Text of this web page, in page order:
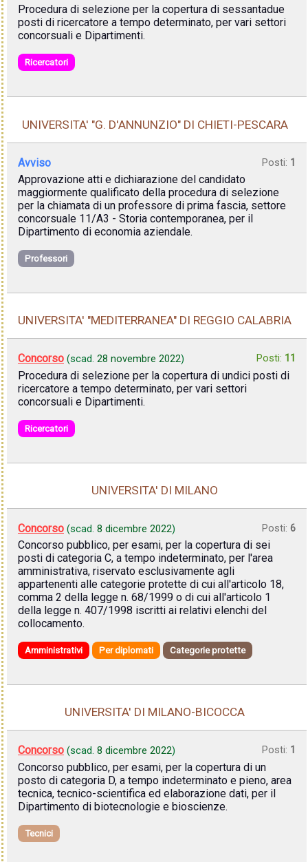
Procedura di selezione per la copertura di sessantadue
posti di ricercatore a tempo determinato, per vari settori
concorsuali e Dipartimenti.
Ricercatori
UNIVERSITA' "G. D'ANNUNZIO" DI CHIETI-PESCARA
Avviso Posti: 1
Approvazione atti e dichiarazione del candidato
maggiormente qualificato della procedura di selezione
per la chiamata di un professore di prima fascia, settore
concorsuale 11/A3 - Storia contemporanea, per il
Dipartimento di economia aziendale.
Professori
UNIVERSITA' "MEDITERRANEA" DI REGGIO CALABRIA
Concorso (scad. 28 novembre 2022) Posti: 11
Procedura di selezione per la copertura di undici posti di
ricercatore a tempo determinato, per vari settori
concorsuali e Dipartimenti.
Ricercatori
UNIVERSITA' DI MILANO
Concorso (scad. 8 dicembre 2022) Posti: 6
Concorso pubblico, per esami, per la copertura di sei
posti di categoria C, a tempo indeterminato, per l'area
amministrativa, riservato esclusivamente agli
appartenenti alle categorie protette di cui all'articolo 18,
comma 2 della legge n. 68/1999 o di cui all'articolo 1
della legge n. 407/1998 iscritti ai relativi elenchi del
collocamento.
Amministrativi Per diplomati Categorie protette
UNIVERSITA' DI MILANO-BICOCCA
Concorso (scad. 8 dicembre 2022) Posti: 1
Concorso pubblico, per esami, per la copertura di un
posto di categoria D, a tempo indeterminato e pieno, area
tecnica, tecnico-scientifica ed elaborazione dati, per il
Dipartimento di biotecnologie e bioscienze.
Tecnici